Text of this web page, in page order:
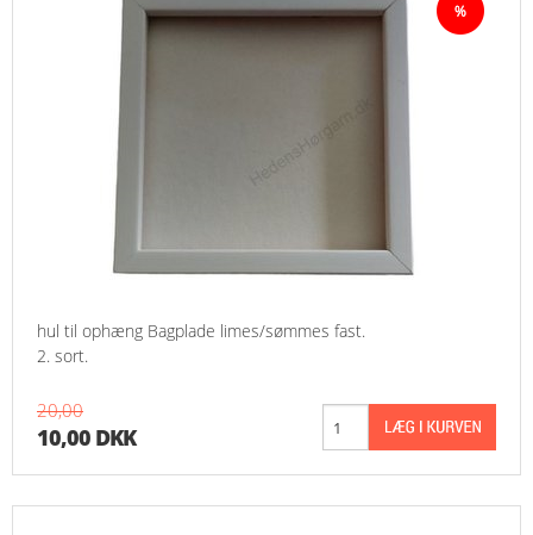
hul til ophæng Bagplade limes/sømmes fast.
2. sort.
20,00
10,00 DKK